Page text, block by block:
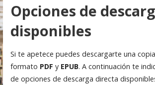
Opciones de
disponibles
Si te apetece puedes descargarte una
formato PDF y EPUB. A continuación te
de opciones de descarga directa